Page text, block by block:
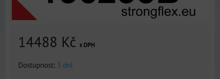
14488 Kč s DPH
Dostupnost: 3 dni